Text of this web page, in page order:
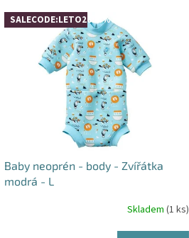
n
V SALECODE:LETO26:4:%
Baby neoprén - body - Zvířátka
modrá - L
Skladem (1 ks)